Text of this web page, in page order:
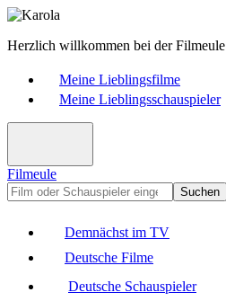
Herzlich willkommen bei der Filmeule
Meine Lieblingsfilme
Meine Lieblingsschauspieler
Filmeule
Suchen
Demnächst im TV
Deutsche Filme
Deutsche Schauspieler